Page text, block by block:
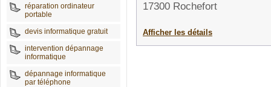
réparation ordinateur
portable
devis informatique gratuit
intervention dépannage
informatique
dépannage informatique
par téléphone
17300 Rochefort
Afficher les détails